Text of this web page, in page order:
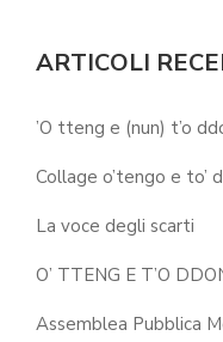
ARTICOLI
’O tteng e (nun) t’o
Collage o’tengo e to’
La voce degli scarti
O’ TTENG E T’O
Assemblea Pubblica